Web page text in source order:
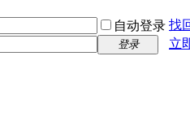
自动登录 找
登录
立